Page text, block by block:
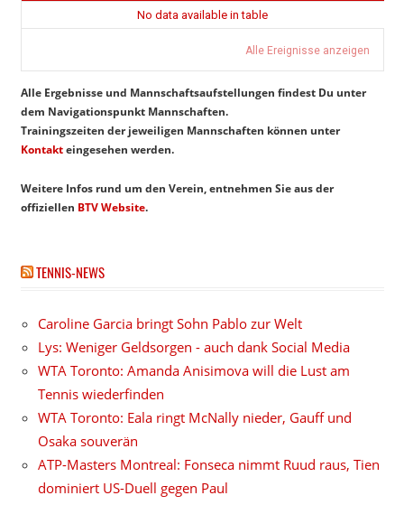
No data available in table
Alle Ereignisse anzeigen
Alle Ergebnisse und Mannschaftsaufstellungen findest Du unter
dem Navigationspunkt Mannschaften.
Trainingszeiten der jeweiligen Mannschaften können unter
Kontakteingesehen werden.
Weitere Infos rund um den Verein, entnehmen Sie aus der
offiziellen BTV Website.
TENNIS-NEWS
Caroline Garcia bringt Sohn Pablo zur Welt
Lys: Weniger Geldsorgen - auch dank Social Media
WTA Toronto: Amanda Anisimova will die Lust am
Tennis wiederfinden
WTA Toronto: Eala ringt McNally nieder, Gauff und
Osaka souverän
ATP-Masters Montreal: Fonseca nimmt Ruud raus, Tien
dominiert US-Duell gegen Paul